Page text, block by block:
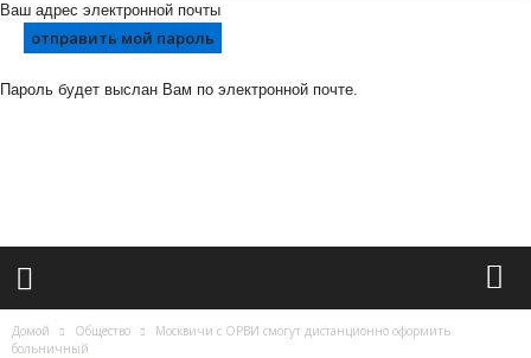
Ваш адрес электронной почты
Пароль будет выслан Вам по электронной почте.
ж
Домой Общество
Москвичи с ОРВИ смогут дистанционно оформить
больничный